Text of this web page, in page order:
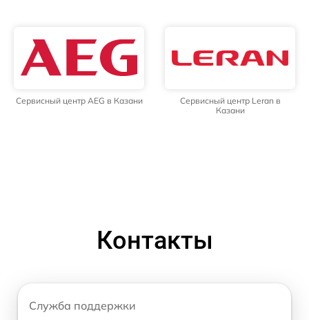
Сервисный центр AEG в Казани
Сервисный центр Leran в
Казани
Контакты
Служба поддержки